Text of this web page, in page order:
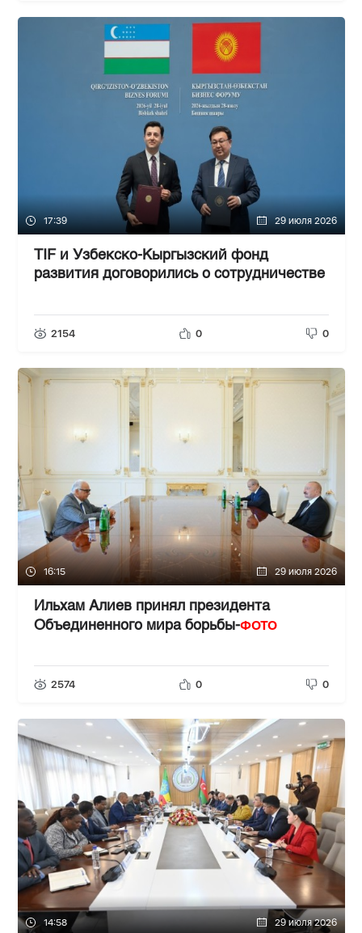
17:39 29 июля 2026
TIF и Узбекско-Кыргызский фонд
развития договорились о сотрудничестве
2154 0 0
16:15 29 июля 2026
Ильхам Алиев принял президента
Объединенного мира борьбы-ФОТО
2574 0 0
14:58 29 июля 2026